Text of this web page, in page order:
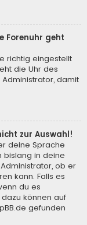
Forenuhr geht
richtig eingestellt
die Uhr des
damit
zur Auswahl!
deine Sprache
bislang in deine
ob er
kann. Falls es
du es
können auf
gefunden